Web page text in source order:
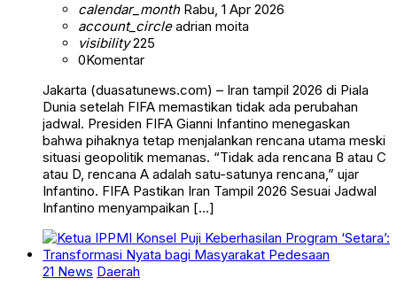
calendar_monthRabu, 1 Apr 2026
account_circleadrian moita
visibility225
0Komentar
Jakarta (duasatunews.com) – Iran tampil 2026 di Piala
Dunia setelah FIFA memastikan tidak ada perubahan
jadwal. Presiden FIFA Gianni Infantino menegaskan
bahwa pihaknya tetap menjalankan rencana utama meski
situasi geopolitik memanas. “Tidak ada rencana B atau C
atau D, rencana A adalah satu-satunya rencana,” ujar
Infantino. FIFA Pastikan Iran Tampil 2026 Sesuai Jadwal
Infantino menyampaikan […]
21 News Daerah